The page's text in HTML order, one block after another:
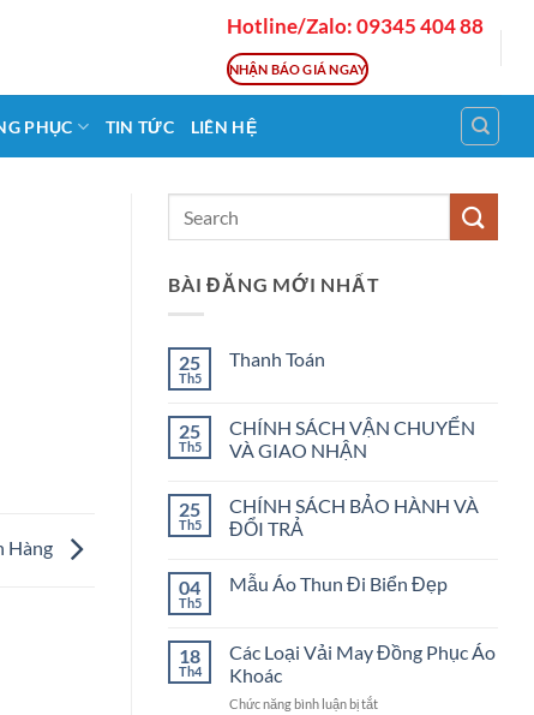
Hotline/Zalo: 09345 404 88
NHẬN BÁO GIÁ NGAY
PHỤC TIN TỨC LIÊN HỆ
Hàng
BÀI ĐĂNG MỚI NHẤT
25
Th5
Thanh Toán
luận
ở
Thanh
25
Th5
CHÍNH SÁCH VẬN CHUYỂN
VÀ GIAO NHẬN
bình
luận
ở
VẬN
NHẬN
25
Th5
CHÍNH SÁCH BẢO HÀNH VÀ
ĐỔI TRẢ
bình
SÁCH
BẢO
HÀNH
ĐỔI
04
Th5
Mẫu Áo Thun Đi Biển Đẹp
luận
ở
Mẫu
Áo
18
Th4
Các Loại Vải May Đồng Phục Áo
Khoác
Chức năng bình luận bị tắt